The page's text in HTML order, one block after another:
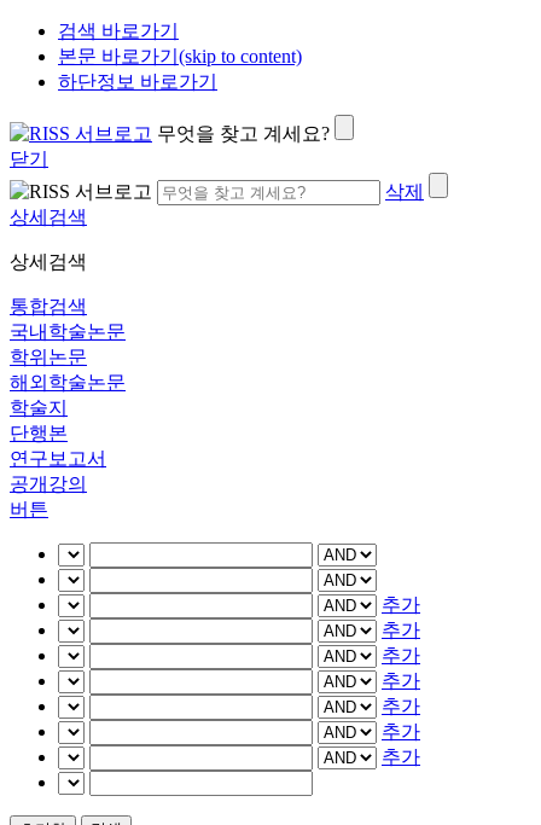
검색 바로가기
본문 바로가기(skip to content)
하단정보 바로가기
무엇을 찾고 계세요?
닫기
삭제
상세검색
상세검색
통합검색
국내학술논문
학위논문
해외학술논문
학술지
단행본
연구보고서
공개강의
버튼
추가
추가
추가
추가
추가
추가
추가